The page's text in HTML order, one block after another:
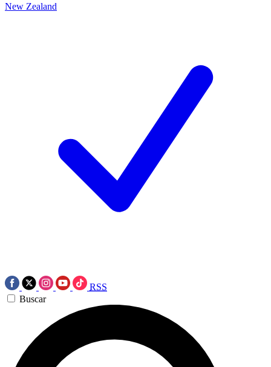
New Zealand
RSS
Buscar